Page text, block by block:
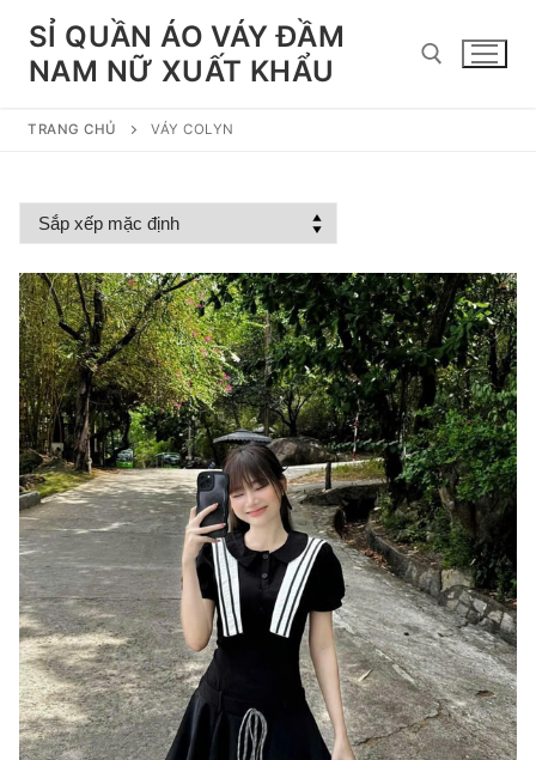
Chuyển
đếnSỈ QUẦN ÁO VÁY ĐẦM
NAM NỮ XUẤT KHẨU
TRANG CHỦ VÁY COLYN